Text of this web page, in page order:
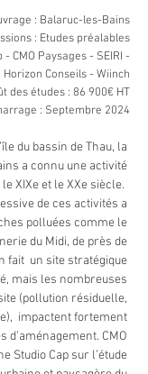
: Balaruc-les-Bains
: Etudes préalables
- CMO Paysages - SEIRI -
Horizon Conseils - Wiinch
des études : 86 900€ HT
: Septembre 2024
du bassin de Thau, la
a connu une activité
XIXe et le XXe siècle.
de ces activités a
polluées comme le
du Midi, de près de
fait  un site stratégique
mais les nombreuses
(pollution résiduelle,
impactent fortement
d’aménagement. CMO
Studio Cap sur l’étude